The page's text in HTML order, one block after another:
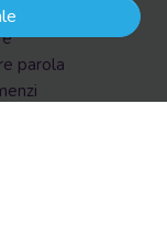
parola